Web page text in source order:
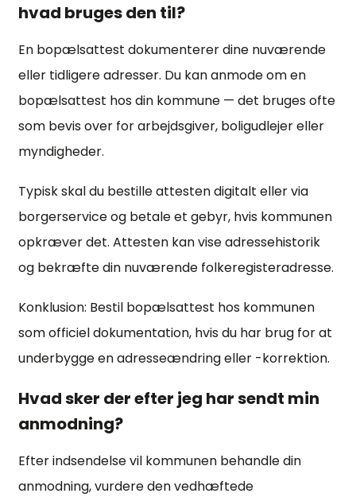
hvad bruges den til?
En bopælsattest dokumenterer dine nuværende
eller tidligere adresser. Du kan anmode om en
bopælsattest hos din kommune — det bruges ofte
som bevis over for arbejdsgiver, boligudlejer eller
myndigheder.
Typisk skal du bestille attesten digitalt eller via
borgerservice og betale et gebyr, hvis kommunen
opkræver det. Attesten kan vise adressehistorik
og bekræfte din nuværende folkeregisteradresse.
Konklusion: Bestil bopælsattest hos kommunen
som officiel dokumentation, hvis du har brug for at
underbygge en adresseændring eller -korrektion.
Hvad sker der efter jeg har sendt min
anmodning?
Efter indsendelse vil kommunen behandle din
anmodning, vurdere den vedhæftede